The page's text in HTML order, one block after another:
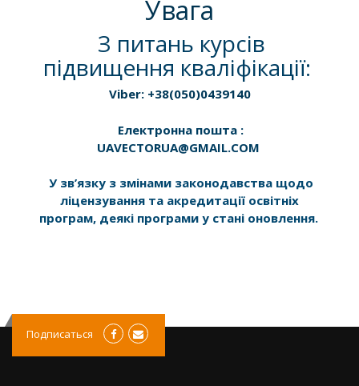
Увага
З питань курсів
підвищення кваліфікації:
Viber: +38(050)0439140
Електронна пошта :
UAVECTORUA@GMAIL.COM
У зв’язку з змінами законодавства щодо
ліцензування та акредитації освітніх
програм, деякі програми у стані оновлення.
Подписаться